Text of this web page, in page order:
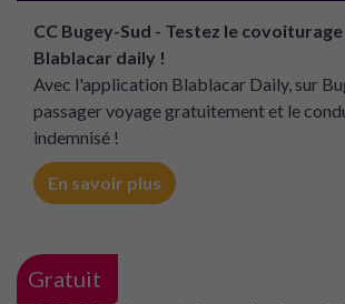
CC Bugey-Sud - Testez le
Blablacar daily !
Avec l'application Blablacar Daily, sur
passager voyage gratuitement et le
indemnisé !
En savoir plus
Gratuit